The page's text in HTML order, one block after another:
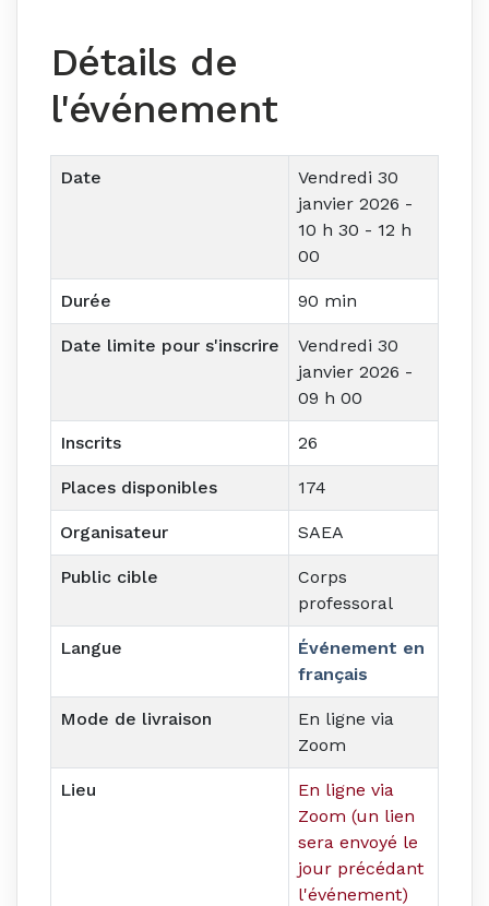
Détails de
l'événement
Date
Vendredi 30
janvier 2026 -
10 h 30 - 12 h
00
Durée 90 min
Date limite pour s'inscrire
Vendredi 30
janvier 2026 -
09 h 00
Inscrits 26
Places disponibles 174
Organisateur SAEA
Public cible
Corps
professoral
Langue
Événement en
français
Mode de livraison
En ligne via
Zoom
Lieu
En ligne via
Zoom (un lien
sera envoyé le
jour précédant
l'événement)